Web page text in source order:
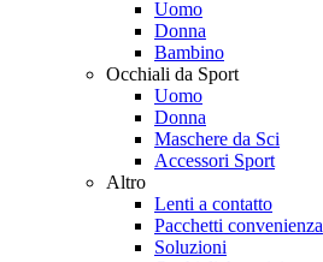
Uomo
Donna
Bambino
Occhiali da Sport
Uomo
Donna
Maschere da Sci
Accessori Sport
Altro
Lenti a contatto
Pacchetti convenienza
Soluzioni